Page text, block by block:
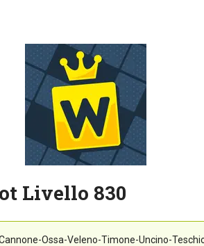
Livello 830
Ossa-Veleno-Timone-Uncino-